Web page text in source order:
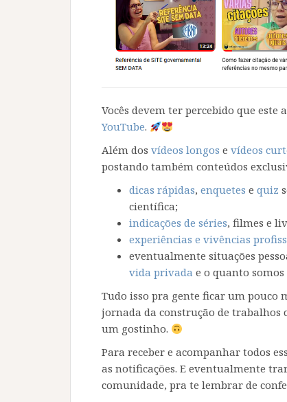
Vocês devem ter percebido que este
YouTube.
Além dos vídeos longos e vídeos
postando também conteúdos
dicas rápidas, enquetes e quiz
científica;
indicações de séries, filmes e
experiências e vivências
eventualmente situações
vida privada e o quanto somos
Tudo isso pra gente ficar um pouco
jornada da construção de trabalhos
um gostinho.
Para receber e acompanhar todos
as notificações. E eventualmente
comunidade, pra te lembrar de